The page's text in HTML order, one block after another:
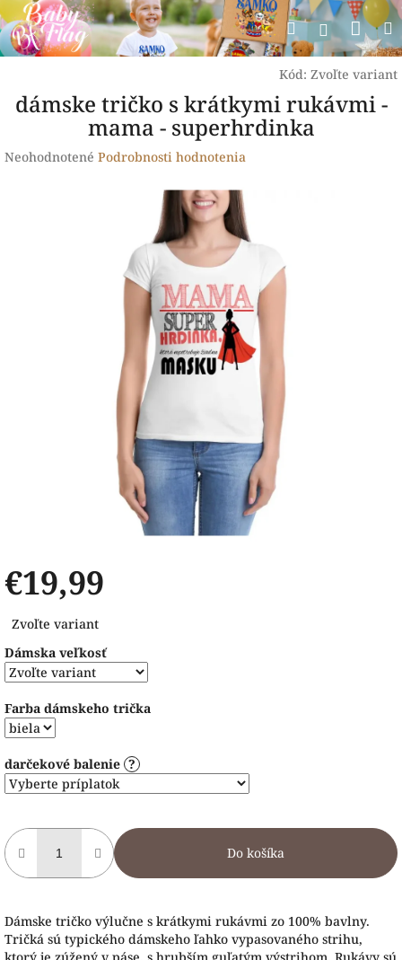
Prejsť
na
obsah
Hľadať
Kód: Zvoľte variant
dámske tričko s krátkymi rukávmi -
mama - superhrdinka
Priemerné
Neohodnotené Podrobnosti hodnotenia
€19,99
cena:
Zvoľte variant
Dámska veľkosť
Farba dámskeho trička
darčekové balenie ?
Do košíka
Dámske tričko výlučne s krátkymi rukávmi zo 100% bavlny.
Tričká sú typického dámskeho ľahko vypasovaného strihu,
ktorý je zúžený v páse, s hrubším guľatým výstrihom. Rukávy sú